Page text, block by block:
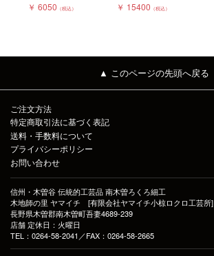
￥ 6050 （税込） ￥ 15400 （税込）
▲ このページの先頭へ戻る
ご注文方法
特定商取引法に基づく表記
送料・手数料について
プライバシーポリシー
お問い合わせ
信州・木曽谷 伝統的工芸品 南木曽ろくろ細工
木地師の里 ヤマイチ [有限会社ヤマイチ小椋ロクロ工芸所]
長野県木曽郡南木曽町吾妻4689-239
店舗 定休日：火曜日
TEL：0264-58-2041／FAX：0264-58-2665